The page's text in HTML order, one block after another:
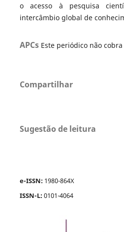
o acesso à pesquisa
intercâmbio global de
APCs Este periódico não
Compartilhar
Sugestão de leitura
e-ISSN: 1980-864X
ISSN-L:0101-4064